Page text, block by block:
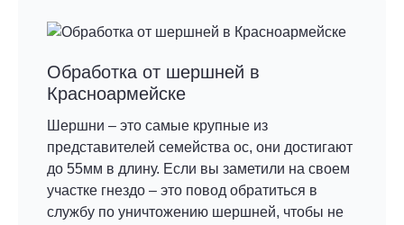
Обработка от шершней в
Красноармейске
Шершни – это самые крупные из
представителей семейства ос, они достигают
до 55мм в длину. Если вы заметили на своем
участке гнездо – это повод обратиться в
службу по уничтожению шершней, чтобы не